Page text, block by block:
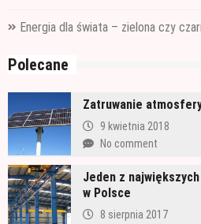
Energia dla świata – zielona czy
Polecane
Zatruwanie
9 kwietnia 2018
No comment
Jeden z
w Polsce
8 sierpnia 2017